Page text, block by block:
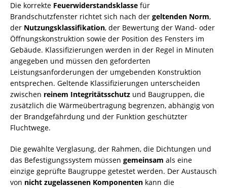
Die korrekte Feuerwiderstandsklasse für
Brandschutzfenster richtet sich nach der geltenden Norm,
der Nutzungsklassifikation, der Bewertung der Wand- oder
Öffnungskonstruktion sowie der Position des Fensters im
Gebäude. Klassifizierungen werden in der Regel in Minuten
angegeben und müssen den geforderten
Leistungsanforderungen der umgebenden Konstruktion
entsprechen. Geltende Klassifizierungen unterscheiden
zwischen reinem Integritätsschutz und Baugruppen, die
zusätzlich die Wärmeübertragung begrenzen, abhängig von
der Brandgefährdung und der Funktion geschützter
Fluchtwege.
Die gewählte Verglasung, der Rahmen, die Dichtungen und
das Befestigungssystem müssen gemeinsam als eine
einzige geprüfte Baugruppe getestet werden. Der Austausch
von nicht zugelassenen Komponenten kann die